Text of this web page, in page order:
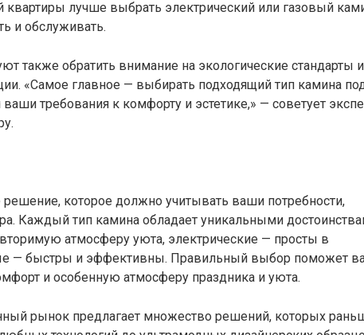
квартиры лучше выбрать электрический или газовый
и обслуживать.
также обратить внимание на экологические стандарты и
«Самое главное — выбирать подходящий тип камина
требования к комфорту и эстетике,» — советует
которое должно учитывать ваши потребности,
Каждый тип камина обладает уникальными
атмосферу уюта, электрические — просты в
— быстры и эффективны. Правильный выбор поможет
и особенную атмосферу праздника и уюта.
рынок предлагает множество решений, которых